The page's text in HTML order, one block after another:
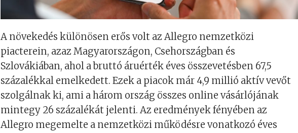
A növekedés különösen erős volt az Allegro nemzetközi
piacterein, azaz Magyarországon, Csehországban és
Szlovákiában, ahol a bruttó áruérték éves összevetésben 67,5
százalékkal emelkedett. Ezek a piacok már 4,9 millió aktív vevőt
szolgálnak ki, ami a három ország összes online vásárlójának
mintegy 26 százalékát jelenti. Az eredmények fényében az
Allegro megemelte a nemzetközi működésre vonatkozó éves